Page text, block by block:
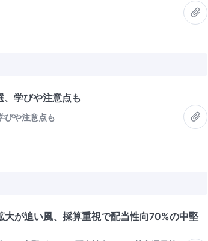
学びや注意点も
びや注意点も
大が追い風、採算重視で配当性向70%の中堅